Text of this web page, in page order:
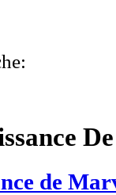
de